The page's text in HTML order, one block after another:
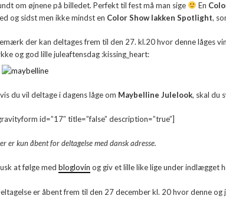
om øjnene på billedet. Perfekt til fest må man sige
En
og sidst men ikke mindst en Color Show lakken Spotlight,
der kan deltages frem til den 27. kl.20 hvor denne låges
og god lille juleaftensdag :kissing_heart:
du vil deltage i dagens låge om Maybelline Julelook, skal du
id=”17″ title=”false” description=”true”]
er kun åbent for deltagelse med dansk adresse.
at følge med bloglovin og giv et lille like lige under indlægget
er åbent frem til den 27 december kl. 20 hvor denne